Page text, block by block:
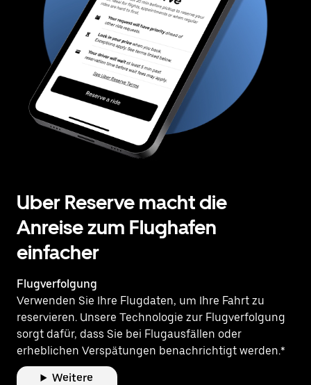
Uber Reserve macht die
Anreise zum Flughafen
einfacher
Flugverfolgung
Verwenden Sie Ihre Flugdaten, um Ihre Fahrt zu
reservieren. Unsere Technologie zur Flugverfolgung
sorgt dafür, dass Sie bei Flugausfällen oder
erheblichen Verspätungen benachrichtigt werden.*
Weitere